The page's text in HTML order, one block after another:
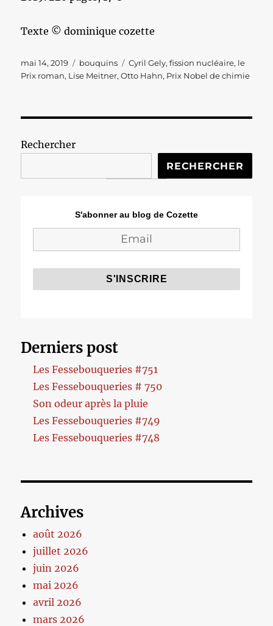
Texte © dominique cozette
Publié
le
mai 14, 2019 Catégories
bouquins Étiquettes
Cyril Gely,fission nucléaire, le
Prix roman, Lise Meitner,Otto Hahn, Prix Nobel de chimie
Rechercher
RECHERCHER
S'abonner au blog de Cozette
Derniers post
Les Fessebouqueries #751
Les Fessebouqueries # 750
Son odeur après la pluie
Les Fessebouqueries #749
Les Fessebouqueries #748
Archives
août 2026
juillet 2026
juin 2026
mai 2026
avril 2026
mars 2026